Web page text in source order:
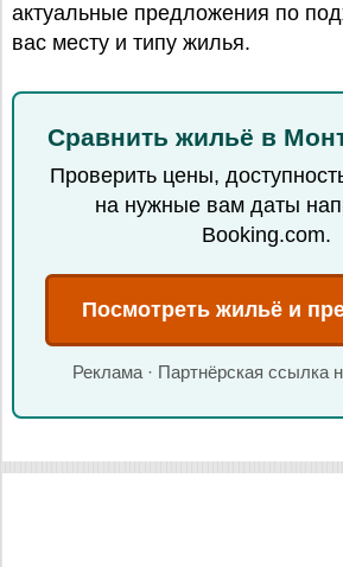
актуальные предложения по
вас месту и типу жилья.
Сравнить жильё в
Проверить цены,
на нужные вам даты
Booking.com.
Посмотреть жильё и
Реклама · Партнёрская ссылка